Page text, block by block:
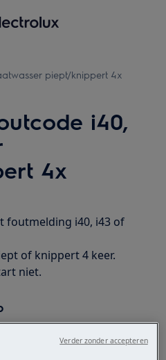
piept/knippert 4x
i40,
4x
foutmelding i40, i43 of
of knippert 4 keer.
niet.
Verder zonder accepteren